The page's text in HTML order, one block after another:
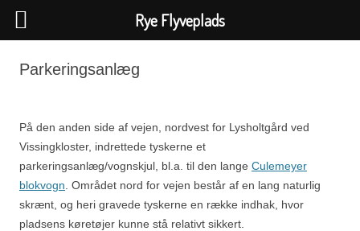
indhold
Parkeringsanlæg
På den anden side af vejen, nordvest for Lysholtgård ved
Vissingkloster, indrettede tyskerne et
parkeringsanlæg/vognskjul, bl.a. til den lange Culemeyer
blokvogn . Området nord for vejen består af en lang naturlig
skrænt, og heri gravede tyskerne en række indhak, hvor
pladsens køretøjer kunne stå relativt sikkert.
Rye Flyveplads